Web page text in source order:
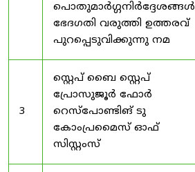
പൊതുമാർഗ്ഗനിർദ്ദേശങ്ങൾ
ഭേദഗതി വരുത്തി ഉത്തരവ്
പുറപ്പെടുവിക്കുന്നു നമ
3
സ്റ്റെപ് ബൈ സ്റ്റെപ്
പ്രോസുജൂർ ഫോർ
റെസ്‌പോണ്ടിങ് ടു
കോംപ്രമൈസ് ഓഫ്
സിസ്റ്റംസ്